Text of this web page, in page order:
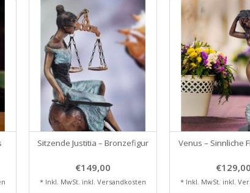
Sitzende Justitia – Bronzefigur
€149,00
* Inkl. MwSt. inkl. Versandkosten
Venus – Sinnliche
€129,00
* Inkl. MwSt. inkl.